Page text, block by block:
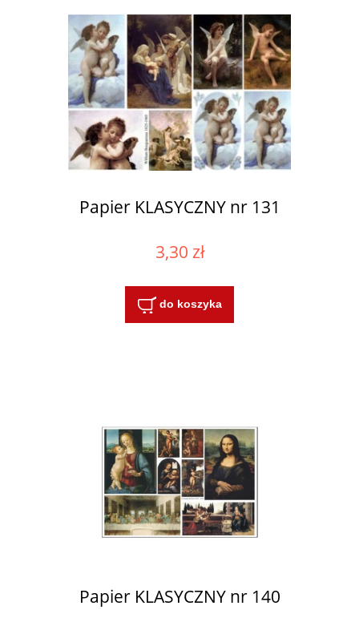
Papier KLASYCZNY nr 131
3,30 zł
do koszyka
Papier KLASYCZNY nr 140